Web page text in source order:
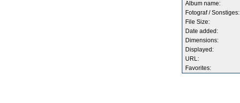
Album name:
Fotograf / Sonstiges:
File Size:
Date added:
Dimensions:
Displayed:
URL:
Favorites: